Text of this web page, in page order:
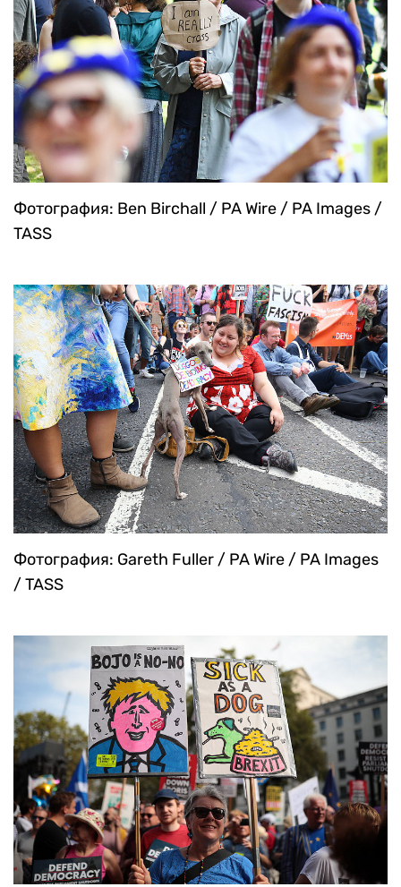
Фотография: Ben Birchall / PA Wire / PA Images /
TASS
Фотография: Gareth Fuller / PA Wire / PA Images
/ TASS